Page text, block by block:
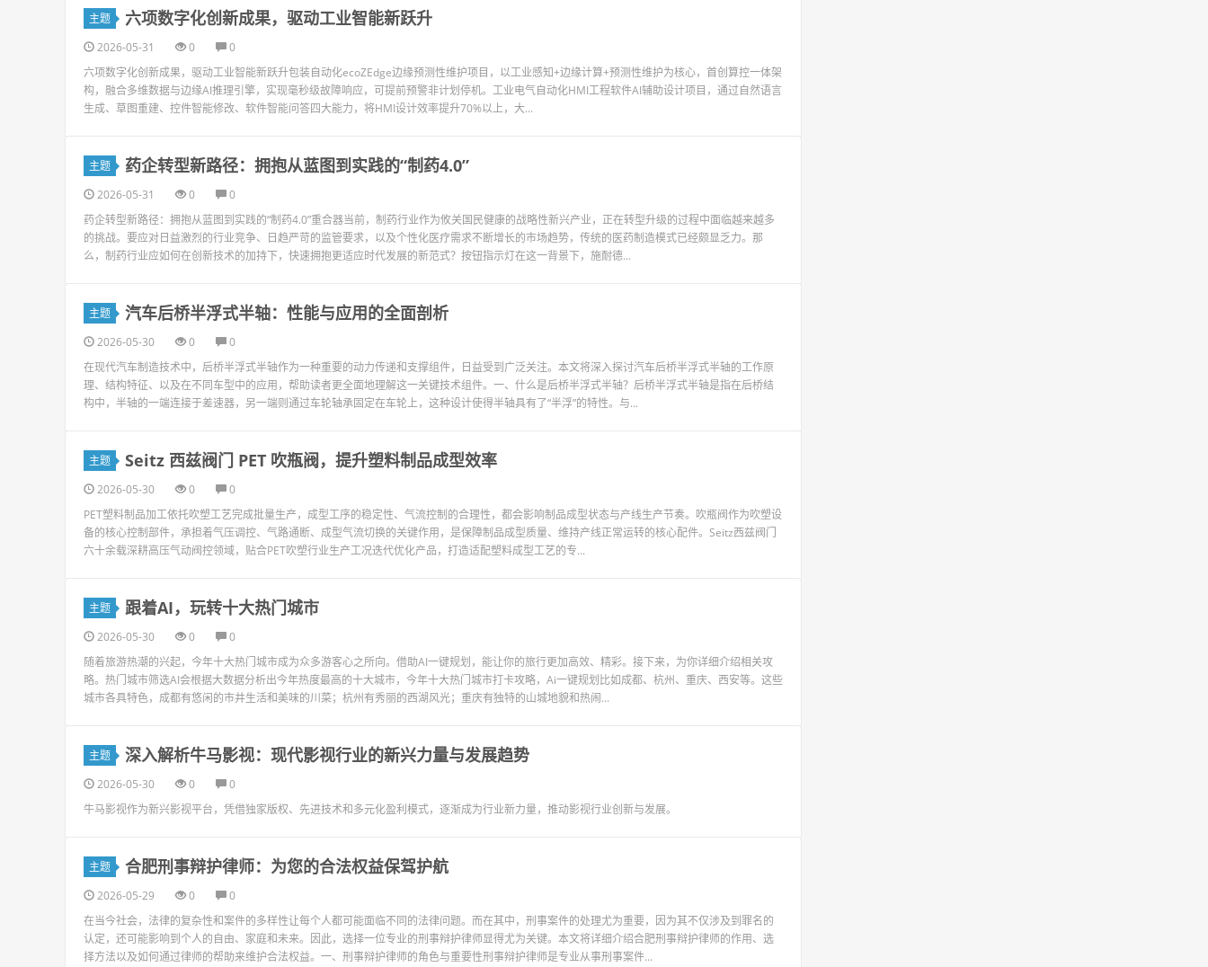
主题 六项数字化创新成果，驱动工业智能新跃升
2026-05-31 0
0
六项数字化创新成果，驱动工业智能新跃升包装自动化ecoZEdge边缘预测性维护项目，以工业感知+边缘计算+预测性维护为核心，首创算控一体架
构，融合多维数据与边缘AI推理引擎，实现毫秒级故障响应，可提前预警非计划停机。工业电气自动化HMI工程软件AI辅助设计项目，通过自然语言
生成、草图重建、控件智能修改、软件智能问答四大能力，将HMI设计效率提升70%以上，大...
主题 药企转型新路径：拥抱从蓝图到实践的“制药4.0”
2026-05-31 0
0
药企转型新路径：拥抱从蓝图到实践的“制药4.0”重合器当前，制药行业作为攸关国民健康的战略性新兴产业，正在转型升级的过程中面临越来越多
的挑战。要应对日益激烈的行业竞争、日趋严苛的监管要求，以及个性化医疗需求不断增长的市场趋势，传统的医药制造模式已经颇显乏力。那
么，制药行业应如何在创新技术的加持下，快速拥抱更适应时代发展的新范式？按钮指示灯在这一背景下，施耐德...
主题 汽车后桥半浮式半轴：性能与应用的全面剖析
2026-05-30 0
0
在现代汽车制造技术中，后桥半浮式半轴作为一种重要的动力传递和支撑组件，日益受到广泛关注。本文将深入探讨汽车后桥半浮式半轴的工作原
理、结构特征、以及在不同车型中的应用，帮助读者更全面地理解这一关键技术组件。一、什么是后桥半浮式半轴？后桥半浮式半轴是指在后桥结
构中，半轴的一端连接于差速器，另一端则通过车轮轴承固定在车轮上，这种设计使得半轴具有了“半浮”的特性。与...
主题 Seitz 西兹阀门 PET 吹瓶阀，提升塑料制品成型效率
2026-05-30 0
0
PET塑料制品加工依托吹塑工艺完成批量生产，成型工序的稳定性、气流控制的合理性，都会影响制品成型状态与产线生产节奏。吹瓶阀作为吹塑设
备的核心控制部件，承担着气压调控、气路通断、成型气流切换的关键作用，是保障制品成型质量、维持产线正常运转的核心配件。Seitz西兹阀门
六十余载深耕高压气动阀控领域，贴合PET吹塑行业生产工况迭代优化产品，打造适配塑料成型工艺的专...
主题 跟着AI，玩转十大热门城市
2026-05-30 0
0
随着旅游热潮的兴起，今年十大热门城市成为众多游客心之所向。借助AI一键规划，能让你的旅行更加高效、精彩。接下来，为你详细介绍相关攻
略。热门城市筛选AI会根据大数据分析出今年热度最高的十大城市，今年十大热门城市打卡攻略，Ai一键规划比如成都、杭州、重庆、西安等。这些
城市各具特色，成都有悠闲的市井生活和美味的川菜；杭州有秀丽的西湖风光；重庆有独特的山城地貌和热闹...
主题 深入解析牛马影视：现代影视行业的新兴力量与发展趋势
2026-05-30 0
0
牛马影视作为新兴影视平台，凭借独家版权、先进技术和多元化盈利模式，逐渐成为行业新力量，推动影视行业创新与发展。
主题 合肥刑事辩护律师：为您的合法权益保驾护航
2026-05-29 0
0
在当今社会，法律的复杂性和案件的多样性让每个人都可能面临不同的法律问题。而在其中，刑事案件的处理尤为重要，因为其不仅涉及到罪名的
认定，还可能影响到个人的自由、家庭和未来。因此，选择一位专业的刑事辩护律师显得尤为关键。本文将详细介绍合肥刑事辩护律师的作用、选
择方法以及如何通过律师的帮助来维护合法权益。一、刑事辩护律师的角色与重要性刑事辩护律师是专业从事刑事案件...